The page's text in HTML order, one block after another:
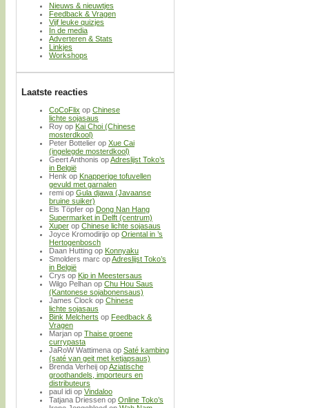
Nieuws & nieuwtjes
Feedback & Vragen
Vijf leuke quizjes
In de media
Adverteren & Stats
Linkjes
Workshops
Laatste reacties
CoCoFlix op Chinese
lichte sojasaus
Roy op Kai Choi (Chinese
mosterdkool)
Peter Bottelier op Xue Cai
(ingelegde mosterdkool)
Geert Anthonis opAdreslijst Toko’s
in België
Henk op Knapperige tofuvellen
gevuld met garnalen
remi op Gula djawa (Javaanse
bruine suiker)
Els Töpfer op Dong Nan Hang
Supermarket in Delft (centrum)
Xuper op Chinese lichte sojasaus
Joyce Kromodirijo op Oriental in ’s
Hertogenbosch
Daan Hutting op Konnyaku
Smolders marc opAdreslijst Toko’s
in België
Crys op Kip in Meestersaus
Wilgo Pelhan op Chu Hou Saus
(Kantonese sojabonensaus)
James Clock op Chinese
lichte sojasaus
Bink Melcherts op Feedback &
Vragen
Marjan op Thaise groene
currypasta
JaRoW Wattimena op Saté kambing
(saté van geit met ketjapsaus)
Brenda Verheij opAziatische
groothandels, importeurs en
distributeurs
paul idi op Vindaloo
Tatjana Driessen op Online Toko’s